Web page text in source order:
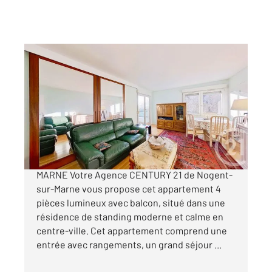
NOGENT SUR MARNE 94
84,78 m2, 4 pièces
Appartement F4 à vendre
449 500 €
APPARTEMENT A VENDRE - NOGENT-SUR-
MARNE Votre Agence CENTURY 21 de Nogent-
sur-Marne vous propose cet appartement 4
pièces lumineux avec balcon, situé dans une
résidence de standing moderne et calme en
centre-ville. Cet appartement comprend une
entrée avec rangements, un grand séjour ...